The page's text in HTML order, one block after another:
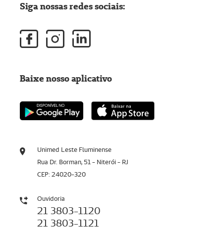
Unimed Leste Fluminense
Rua Dr. Borman, 51 - Niterói - RJ
CEP: 24020-320
Ouvidoria
21 3803-1120
21 3803-1121
Siga nossas redes sociais:
Baixe nosso aplicativo